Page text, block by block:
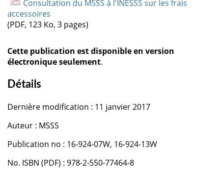
Consultation du MSSS à l'INESSS sur les frais
accessoires
(PDF, 123 Ko, 3 pages)
Cette publication est disponible en version
électronique seulement.
Détails
Dernière modification : 11 janvier 2017
Auteur : MSSS
Publication no : 16-924-07W, 16-924-13W
No. ISBN (PDF) : 978-2-550-77464-8